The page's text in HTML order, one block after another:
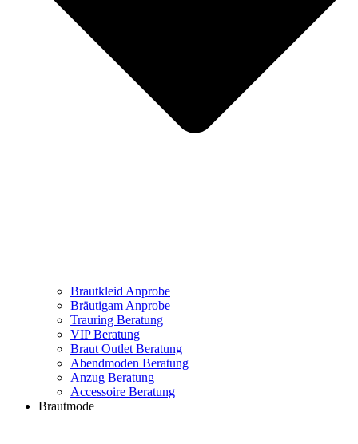
Brautkleid Anprobe
Bräutigam Anprobe
Trauring Beratung
VIP Beratung
Braut Outlet Beratung
Abendmoden Beratung
Anzug Beratung
Accessoire Beratung
Brautmode